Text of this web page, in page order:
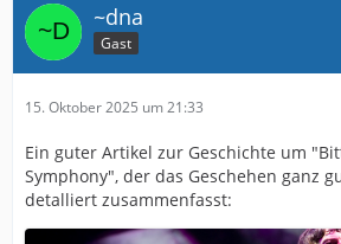
~dna
Gast
15. Oktober 2025 um 21:33
Ein guter Artikel zur Geschichte um
Symphony", der das Geschehen ganz
detalliert zusammenfasst: